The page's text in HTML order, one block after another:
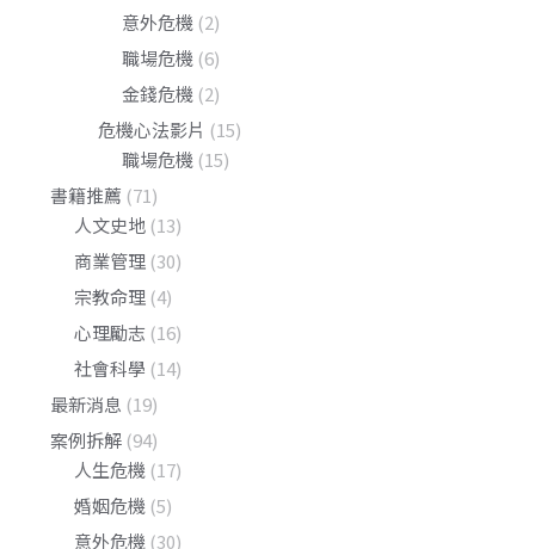
意外危機 (2)
職場危機 (6)
金錢危機 (2)
危機心法影片 (15)
職場危機 (15)
書籍推薦 (71)
人文史地 (13)
商業管理 (30)
宗教命理 (4)
心理勵志 (16)
社會科學 (14)
最新消息 (19)
案例拆解 (94)
人生危機 (17)
婚姻危機 (5)
意外危機 (30)